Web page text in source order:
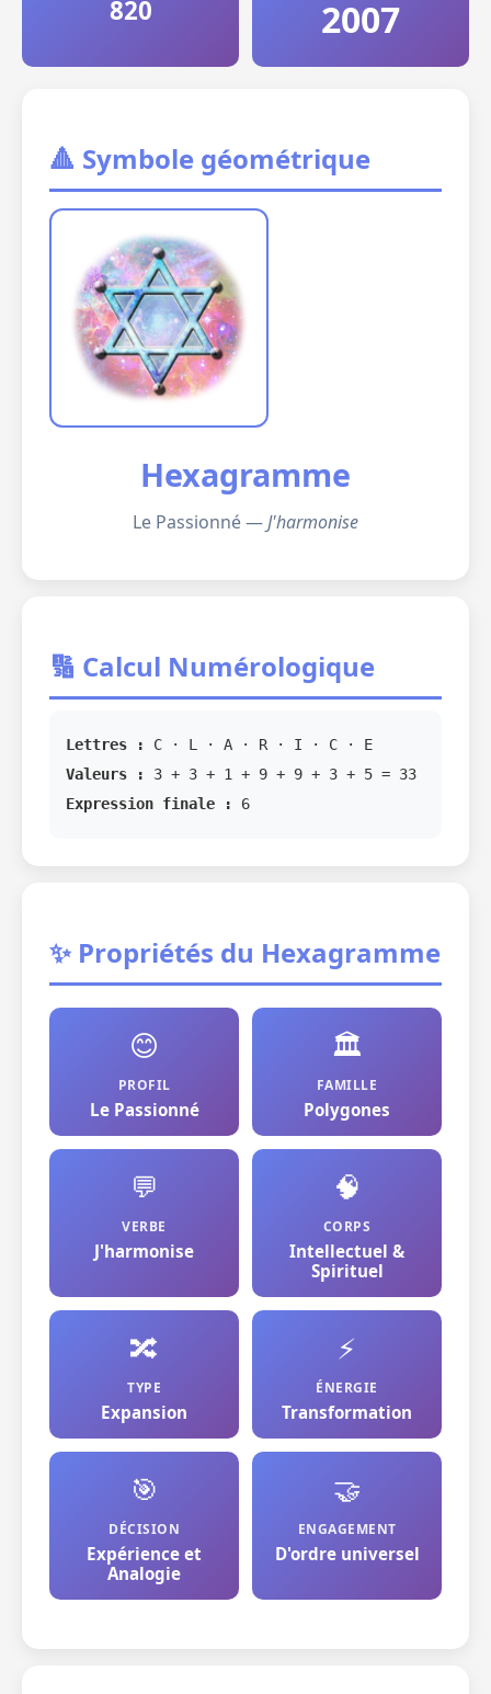
820 2007
🔺 Symbole géométrique
Hexagramme
Le Passionné —J'harmonise
🔢 Calcul Numérologique
Lettres :
C · L · A · R · I · C · E
Valeurs :
3 + 3 + 1 + 9 + 9 + 3 + 5 = 33
Expression finale :
6
✨ Propriétés du Hexagramme
😊
PROFIL
Le Passionné
🏛️
FAMILLE
Polygones
💬
VERBE
J'harmonise
🧠
CORPS
Intellectuel &
Spirituel
🔀
TYPE
Expansion
⚡
ÉNERGIE
Transformation
🎯
DÉCISION
Expérience et
Analogie
🤝
ENGAGEMENT
D'ordre universel